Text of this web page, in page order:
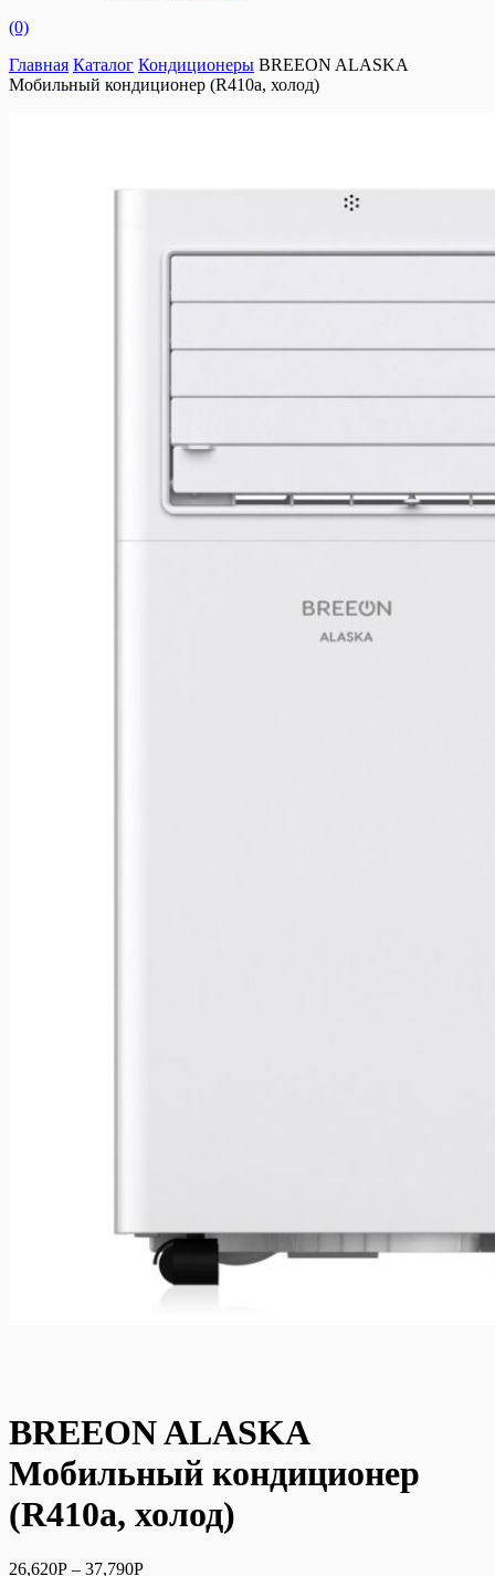
(0)
Главная Каталог Кондиционеры BREEON ALASKA
Мобильный кондиционер (R410a, холод)
BREEON ALASKA
Мобильный кондиционер
(R410a, холод)
26,620Р – 37,790Р